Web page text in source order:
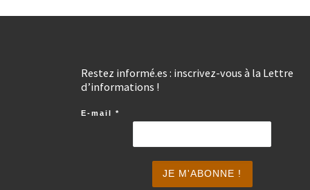
Restez informé.es : inscrivez-vous à la Lettre
d’informations !
E-mail *